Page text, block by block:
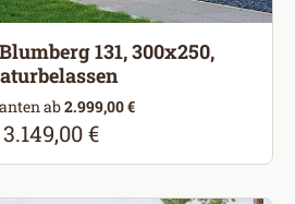
131, 300x250,
ab2.999,00 €
Regulärer Preis:
3.149,00 €